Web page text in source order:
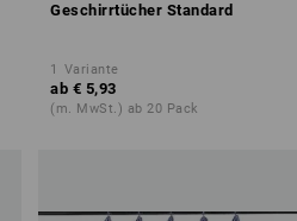
Geschirrtücher Standard
1 Variante
ab € 5,93
(m. MwSt.) ab 20 Pack